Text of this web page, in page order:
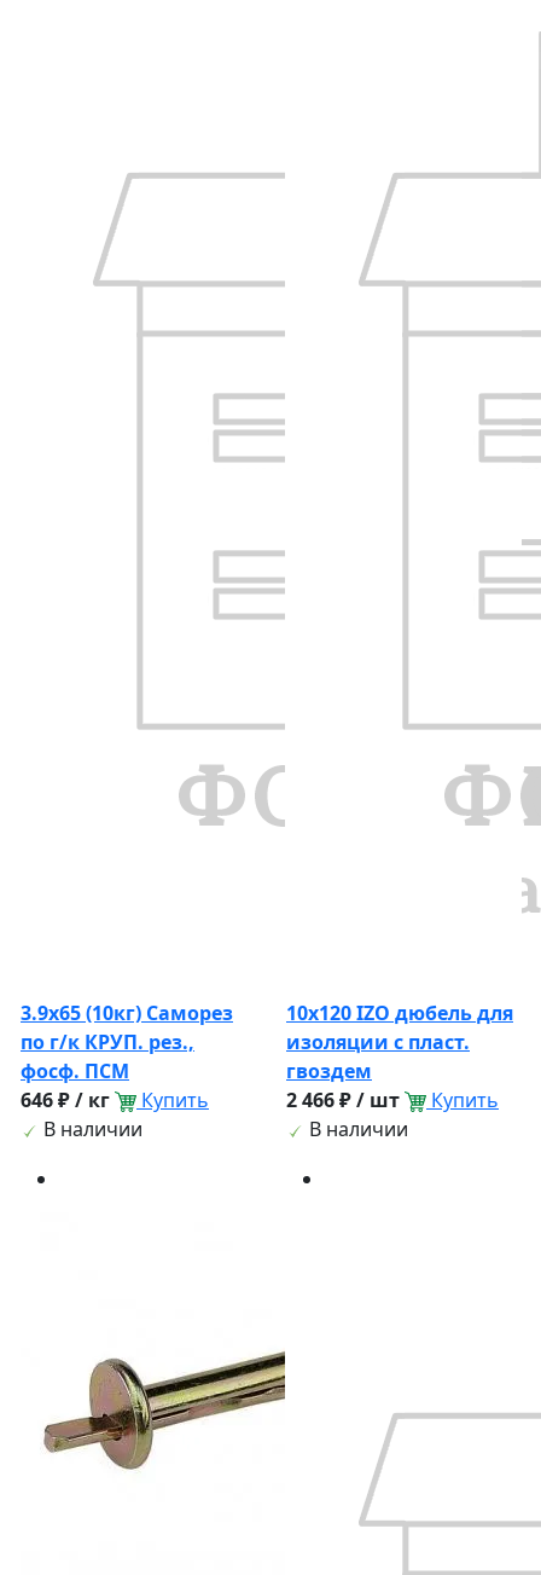
3.9х65 (10кг) Саморез
по г/к КРУП. рез.,
фосф. ПСМ
646 ₽ / кг
Купить
В наличии
10х120 IZO дюбель для
изоляции с пласт.
гвоздем
2 466 ₽ / шт
Купить
В наличии